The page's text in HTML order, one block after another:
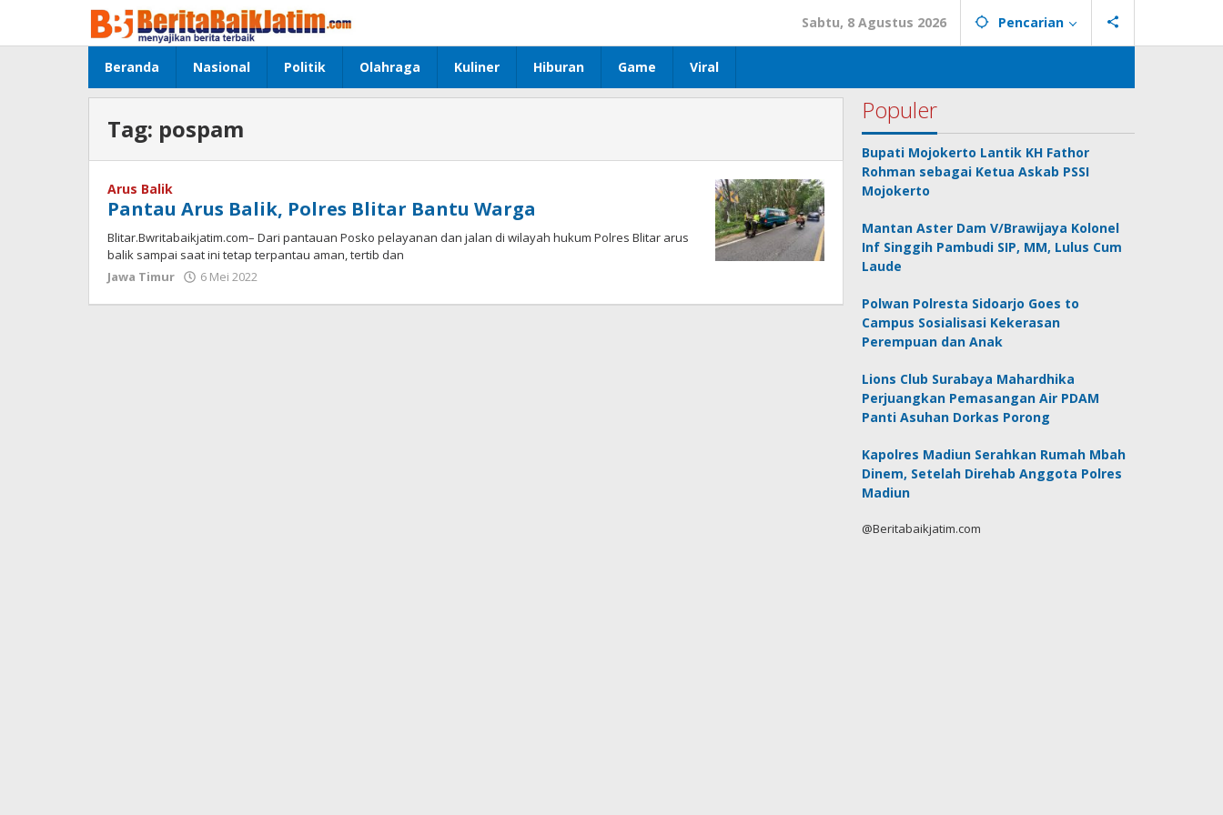
konten
Sabtu, 8 Agustus 2026 Pencarian
Beranda Nasional Politik Olahraga Kuliner Hiburan Game Viral
Tag: pospam
Arus Balik
Pantau Arus Balik, Polres Blitar Bantu Warga
Blitar.Bwritabaikjatim.com– Dari pantauan Posko pelayanan dan jalan di wilayah hukum Polres Blitar arus
balik sampai saat ini tetap terpantau aman, tertib dan
Jawa Timur
6 Mei 2022
Populer
Bupati Mojokerto Lantik KH Fathor
Rohman sebagai Ketua Askab PSSI
Mojokerto
Mantan Aster Dam V/Brawijaya Kolonel
Inf Singgih Pambudi SIP, MM, Lulus Cum
Laude
Polwan Polresta Sidoarjo Goes to
Campus Sosialisasi Kekerasan
Perempuan dan Anak
Lions Club Surabaya Mahardhika
Perjuangkan Pemasangan Air PDAM
Panti Asuhan Dorkas Porong
Kapolres Madiun Serahkan Rumah Mbah
Dinem, Setelah Direhab Anggota Polres
Madiun
@Beritabaikjatim.com